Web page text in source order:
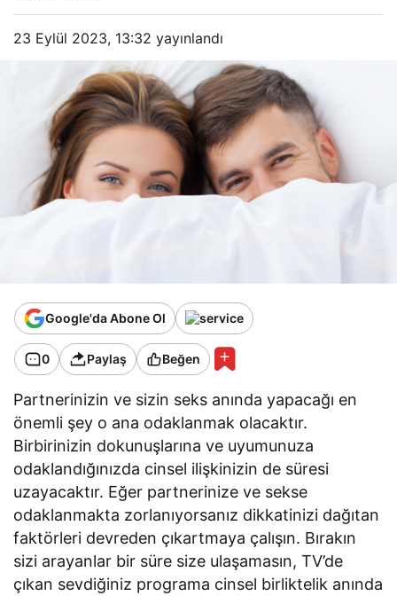
23 Eylül 2023, 13:32 yayınlandı
Google'da Abone Ol
0 Paylaş Beğen
Partnerinizin ve sizin seks anında yapacağı en
önemli şey o ana odaklanmak olacaktır.
Birbirinizin dokunuşlarına ve uyumunuza
odaklandığınızda cinsel ilişkinizin de süresi
uzayacaktır. Eğer partnerinize ve sekse
odaklanmakta zorlanıyorsanız dikkatinizi dağıtan
faktörleri devreden çıkartmaya çalışın. Bırakın
sizi arayanlar bir süre size ulaşamasın, TV’de
çıkan sevdiğiniz programa cinsel birliktelik anında